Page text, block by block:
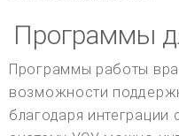
Программы
Программы работы
возможности
благодаря